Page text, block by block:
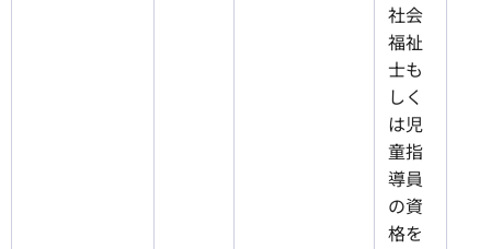
社会
福祉
士も
しく
は児
童指
導員
の資
格を